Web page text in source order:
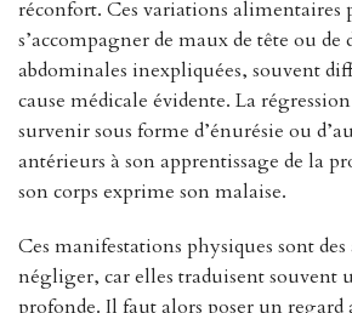
réconfort. Ces variations alimentaires
s’accompagner de maux de tête ou de
abdominales inexpliquées, souvent
cause médicale évidente. La
survenir sous forme d’énurésie ou
antérieurs à son apprentissage de la
son corps exprime son malaise.
Ces manifestations physiques sont des
négliger, car elles traduisent souvent
profonde. Il faut alors poser un